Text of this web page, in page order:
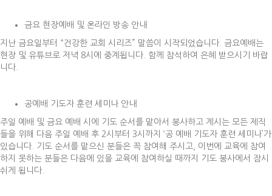
금요 현장예배 및 온라인 방송 안내
지난 금요일부터 “건강한 교회 시리즈” 말씀이 시작되었습니다. 금요예배는
현장 및 유튜브로 저녁 8시에 중계됩니다. 함께 참석하여 은혜 받으시기 바랍
니다.
공예배 기도자 훈련 세미나 안내
주일 예배 및 금요 예배 시에 기도 순서를 맡아서 봉사하고 계시는 모든 제직
들을 위해 다음 주일 예배 후 2시부터 3시까지 ‘공 예배 기도자 훈련 세미나’가
있습니다. 기도 순서를 맡으신 분들은 꼭 참여해 주시고, 이번에 교육에 참여
하지 못하는 분들은 다음에 있을 교육에 참여하실 때까지 기도 봉사에서 잠시
쉬게 됩니다.